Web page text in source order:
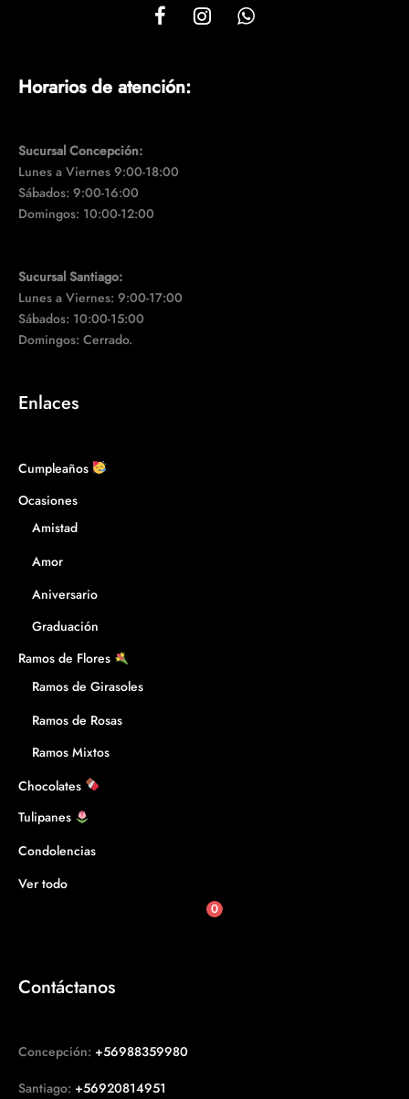
Horarios de atención:
Sucursal Concepción:
Lunes a Viernes 9:00-18:00
Sábados: 9:00-16:00
Domingos: 10:00-12:00
Sucursal Santiago:
Lunes a Viernes: 9:00-17:00
Sábados: 10:00-15:00
Domingos: Cerrado.
Enlaces
Cumpleaños
Ocasiones
Amistad
Amor
Aniversario
Graduación
Ramos de Flores
Ramos de Girasoles
Ramos de Rosas
Ramos Mixtos
Chocolates
Tulipanes
Condolencias
Ver todo
0
Contáctanos
Concepción: +56988359980
Santiago: +56920814951